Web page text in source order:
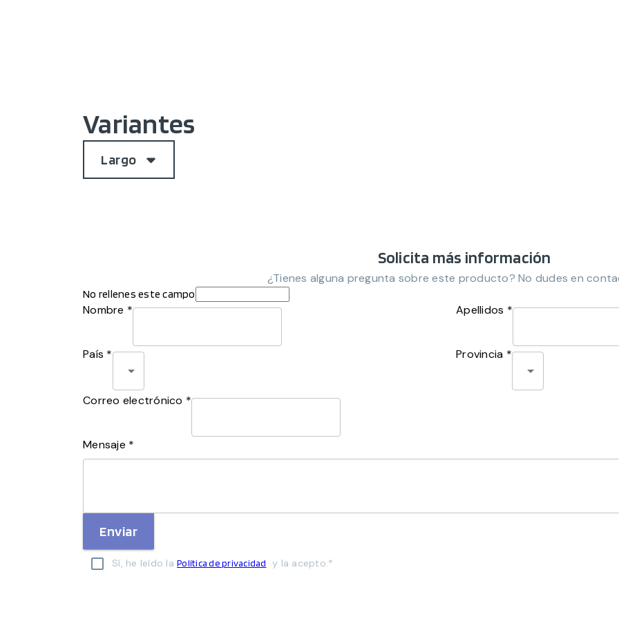
Variantes
Largo
Solicita más información
¿Tienes alguna pregunta sobre este producto? No dudes en
No rellenes este campo
Nombre * Apellidos *
País * Provincia *
Correo electrónico *
Mensaje *
Enviar
Sí, he leído la Política de privacidad y la acepto.*